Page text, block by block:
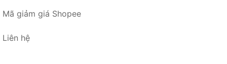
Mã giảm giá Shopee
Liên hệ